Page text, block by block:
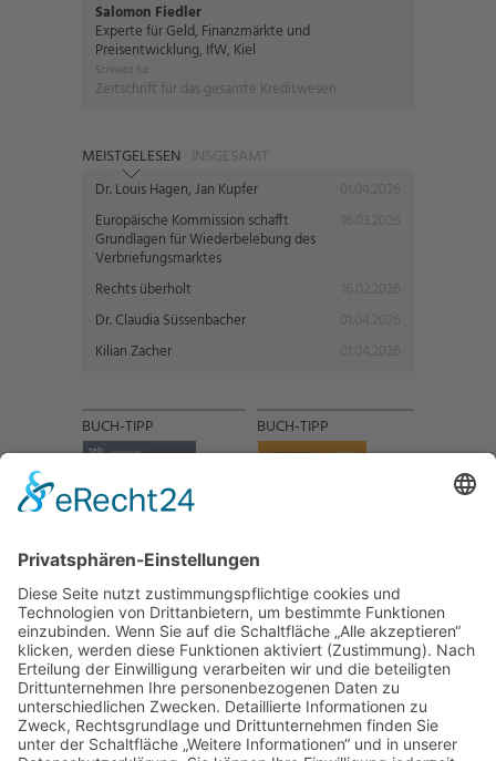
Salomon Fiedler
Experte für Geld, Finanzmärkte und
Preisentwicklung, IfW, Kiel
Schreibt für:
Zeitschrift für das gesamte Kreditwesen
MEISTGELESEN INSGESAMT
Dr. Louis Hagen, Jan Kupfer
Europäische Kommission schafft
Grundlagen für Wiederbelebung des
Verbriefungsmarktes
Rechts überholt
Dr. Claudia Süssenbacher
Kilian Zacher
BUCH-TIPP BUCH-TIPP